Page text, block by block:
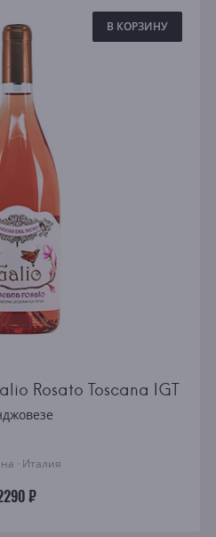
В КОРЗИНУ
Rosato Toscana IGT
· Италия
₽